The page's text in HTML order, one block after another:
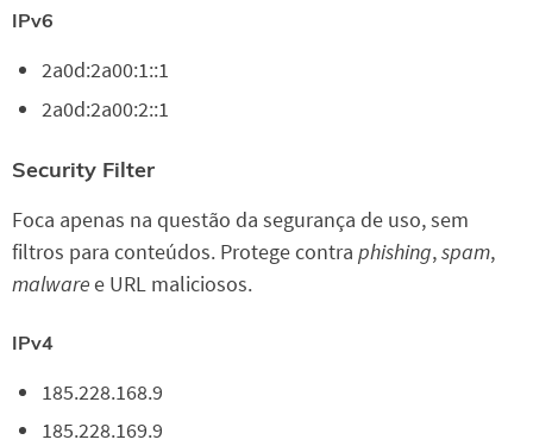
IPv6
2a0d:2a00:1::1
2a0d:2a00:2::1
Security Filter
Foca apenas na questão da segurança de uso, sem
filtros para conteúdos. Protege contra phishing,spam,
malwaree URL maliciosos.
IPv4
185.228.168.9
185.228.169.9